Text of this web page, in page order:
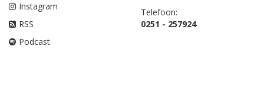
Instagram
RSS
Podcast
Telefoon:
0251 - 257924